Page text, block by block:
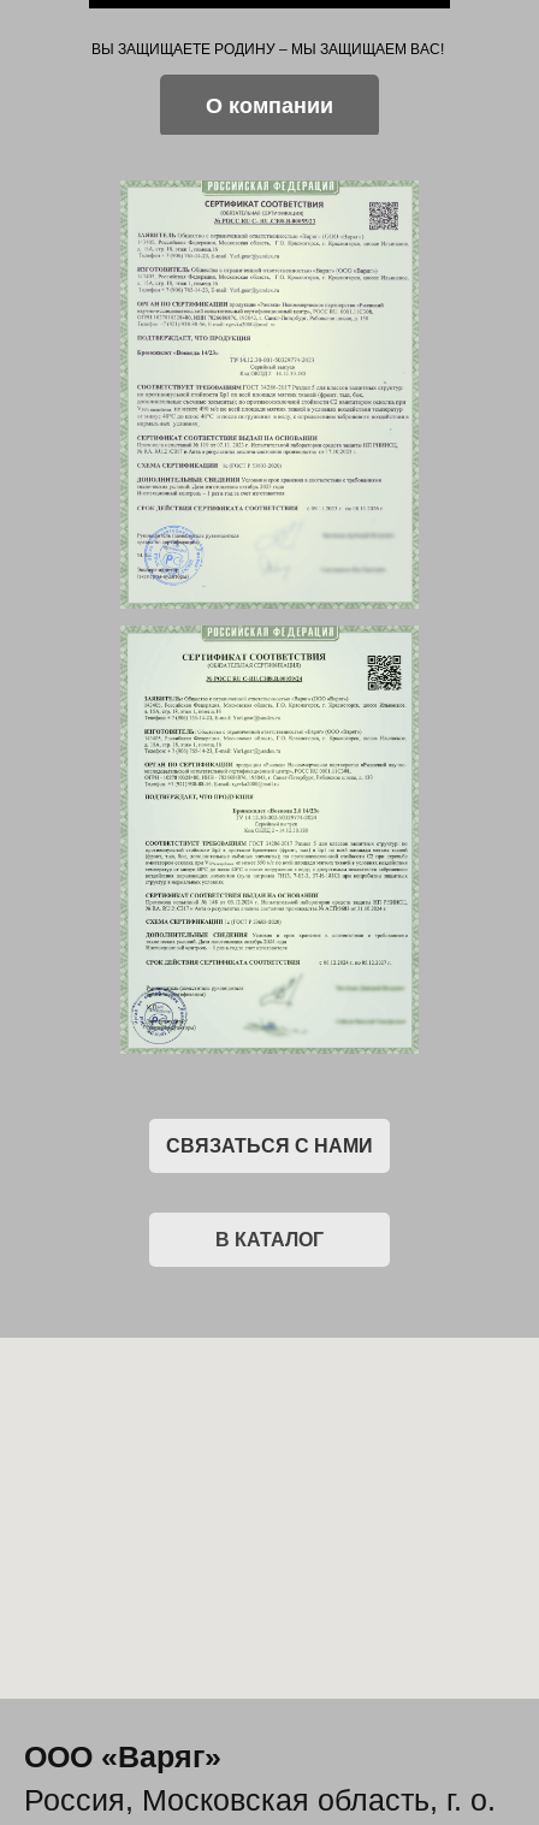
ВЫ ЗАЩИЩАЕТЕ РОДИНУ – МЫ ЗАЩИЩАЕМ ВАС!
О компании
СВЯЗАТЬСЯ С НАМИ
В КАТАЛОГ
OOO «Варяг»
Россия, Московская область, г. о.